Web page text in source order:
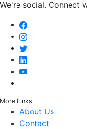
We're social. Connect
More Links
About Us
Contact